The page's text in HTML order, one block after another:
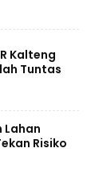
Kalteng
Tuntas
Lahan
Risiko